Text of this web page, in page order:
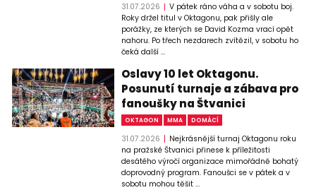
31.07.2026
V pátek ráno váha a v sobotu boj.
Roky držel titul v Oktagonu, pak přišly ale
porážky, ze kterých se David Kozma vrací opět
nahoru. Po třech nezdarech zvítězil, v sobotu ho
čeká další ...
Oslavy 10 let Oktagonu.
Posunutí turnaje a zábava pro
fanoušky na Štvanici
OKTAGON MMA DOMÁCÍ
31.07.2026
Nejkrásnější turnaj Oktagonu roku
na pražské Štvanici přinese k příležitosti
desátého výročí organizace mimořádně bohatý
doprovodný program. Fanoušci se v pátek a v
sobotu mohou těšit ...